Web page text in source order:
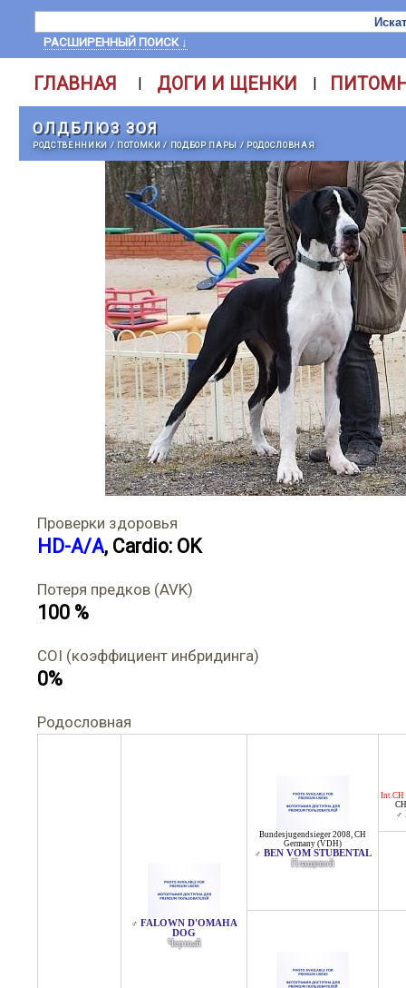
РАСШИРЕННЫЙ ПОИСК ↓
ГЛАВНАЯ | ДОГИ И ЩЕНКИ |
ОЛДБЛЮЗ ЗОЯ
РОДСТВЕННИКИ / ПОТОМКИ/ ПОДБОР ПАРЫ / РОДОСЛОВНАЯ
Проверки здоровья
HD-A/A, Cardio: OK
Потеря предков (AVK)
100 %
COI (коэффициент инбридинга)
0%
Родословная
♂ FALOWN D'OMAHA
DOG
Черный
Bundesjugendsieger 2008, CH
Germany (VDH)
♂ BEN VOM STUBENTAL
Плащевой
Int.CH
♂